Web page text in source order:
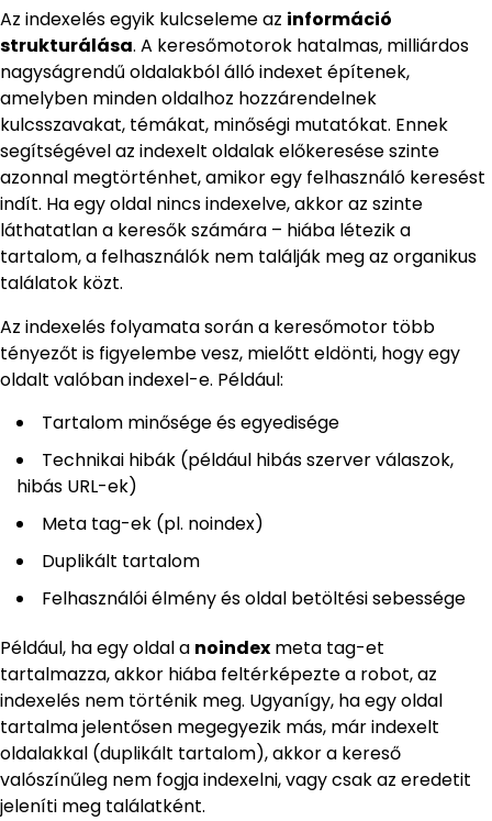
Az indexelés egyik kulcseleme az információ
strukturálása. A keresőmotorok hatalmas, milliárdos
nagyságrendű oldalakból álló indexet építenek,
amelyben minden oldalhoz hozzárendelnek
kulcsszavakat, témákat, minőségi mutatókat. Ennek
segítségével az indexelt oldalak előkeresése szinte
azonnal megtörténhet, amikor egy felhasználó keresést
indít. Ha egy oldal nincs indexelve, akkor az szinte
láthatatlan a keresők számára – hiába létezik a
tartalom, a felhasználók nem találják meg az organikus
találatok közt.
Az indexelés folyamata során a keresőmotor több
tényezőt is figyelembe vesz, mielőtt eldönti, hogy egy
oldalt valóban indexel-e. Például:
Tartalom minősége és egyedisége
Technikai hibák (például hibás szerver válaszok,
hibás URL-ek)
Meta tag-ek (pl. noindex)
Duplikált tartalom
Felhasználói élmény és oldal betöltési sebessége
Például, ha egy oldal a noindex meta tag-et
tartalmazza, akkor hiába feltérképezte a robot, az
indexelés nem történik meg. Ugyanígy, ha egy oldal
tartalma jelentősen megegyezik más, már indexelt
oldalakkal (duplikált tartalom), akkor a kereső
valószínűleg nem fogja indexelni, vagy csak az eredetit
jeleníti meg találatként.